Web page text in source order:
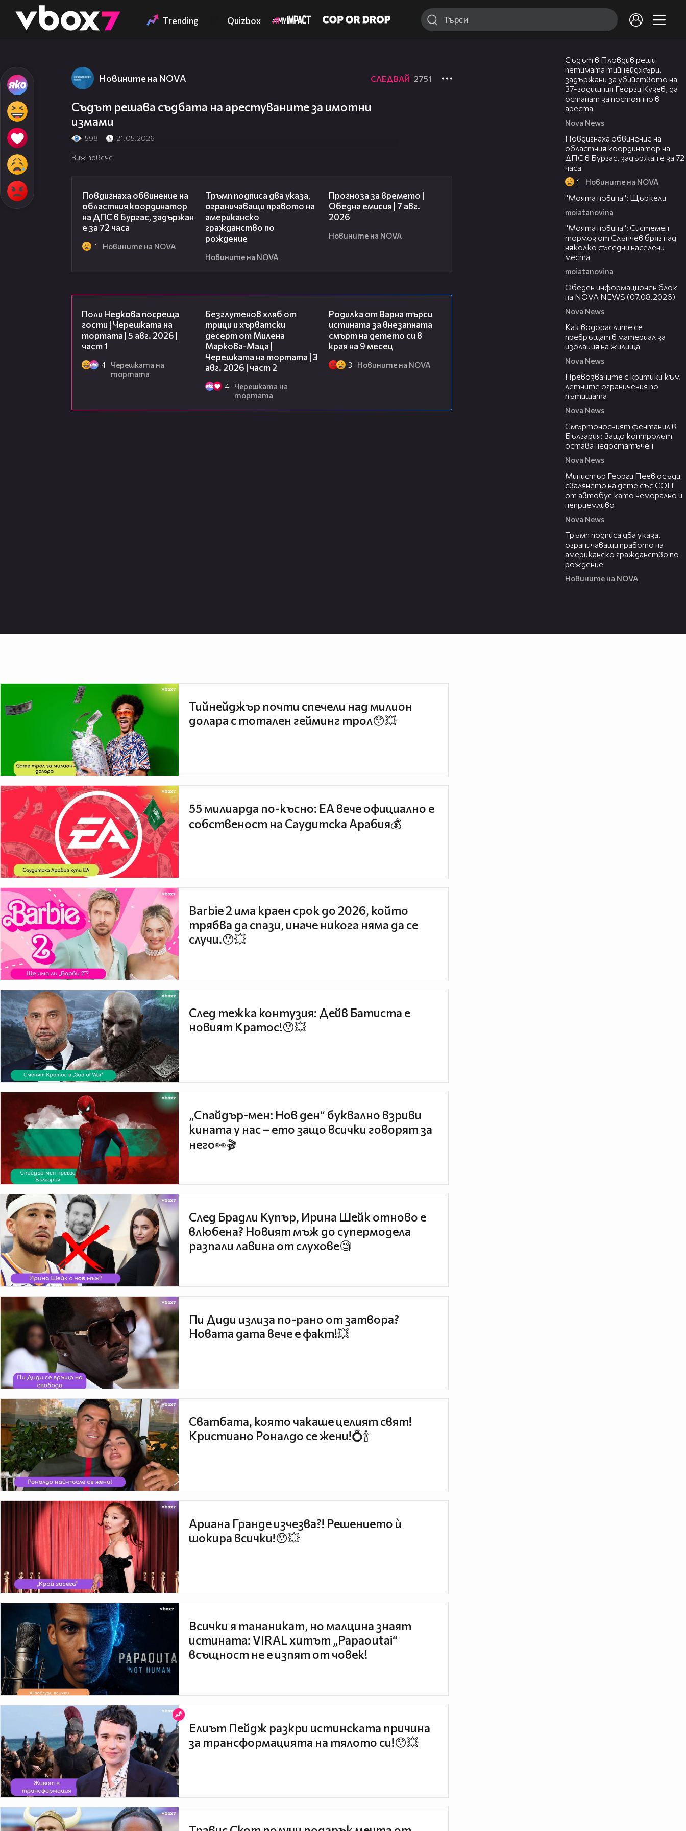
👾 Trending Quizbox
Новините на NOVA СЛЕДВАЙ 2751
Съдът решава съдбата на арестуваните за имотни
измами
598 21.05.2026
Виж повече
Повдигнаха обвинение на
областния координатор
на ДПС в Бургас, задържан
е за 72 часа
1 Новините на NOVA
Тръмп подписа два указа,
ограничаващи правото на
американско
гражданство по
рождение
Новините на NOVA
Прогноза за времето |
Обедна емисия | 7 авг.
2026
Новините на NOVA
Поли Недкова посреща
гости | Черешката на
тортата | 5 авг. 2026 |
част 1
4
Черешката на
тортата
Безглутенов хляб от
трици и хърватски
десерт от Милена
Маркова-Маца |
Черешката на тортата | 3
авг. 2026 | част 2
4
Черешката на
тортата
Родилка от Варна търси
истината за внезапната
смърт на детето си в
края на 9 месец
3 Новините на NOVA
Съдът в Пловдив реши
петимата тийнейджъри,
задържани за убийството на
37-годишния Георги Кузев, да
останат за постоянно в
ареста
Nova News
Повдигнаха обвинение на
областния координатор на
ДПС в Бургас, задържан е за 72
часа
1 Новините на NOVA
"Моята новина": Щъркели
moiatanovina
"Моята новина": Системен
тормоз от Слънчев бряг над
няколко съседни населени
места
moiatanovina
Обеден информационен блок
на NOVA NEWS (07.08.2026)
Nova News
Как водораслите се
превръщат в материал за
изолация на жилища
Nova News
Превозвачите с критики към
летните ограничения по
пътищата
Nova News
Смъртоносният фентанил в
България: Защо контролът
остава недостатъчен
Nova News
Министър Георги Пеев осъди
свалянето на дете със СОП
от автобус като неморално и
неприемливо
Nova News
Тръмп подписа два указа,
ограничаващи правото на
американско гражданство по
рождение
Новините на NOVA
Тийнейджър почти спечели над милион
долара с тотален гейминг трол😯💥
55 милиарда по-късно: EA вече официално е
собственост на Саудитска Арабия💰
Barbie 2 има краен срок до 2026, който
трябва да спази, иначе никога няма да се
случи.😯💥
След тежка контузия: Дейв Батиста е
новият Кратос!😯💥
„Спайдър-мен: Нов ден“ буквално взриви
кината у нас – ето защо всички говорят за
него👀🎬
След Брадли Купър, Ирина Шейк отново е
влюбена? Новият мъж до супермодела
разпали лавина от слухове🧐
Пи Диди излиза по-рано от затвора?
Новата дата вече е факт!💥
Сватбата, която чакаше целият свят!
Кристиано Роналдо се жени!💍🍾
Ариана Гранде изчезва?! Решението ѝ
шокира всички!😯💥
Всички я тананикат, но малцина знаят
истината: VIRAL хитът „Papaoutai“
всъщност не е изпят от човек!
Елиът Пейдж разкри истинската причина
за трансформацията на тялото си!😯💥